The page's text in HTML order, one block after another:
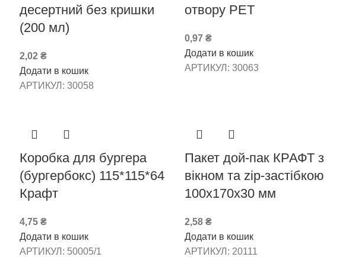
десертний без кришки
(200 мл)
2,02 ₴
Додати в кошик
АРТИКУЛ: 30058
отвору РЕТ
0,97 ₴
Додати в кошик
АРТИКУЛ: 30063
Коробка для бургера
(бургербокс) 115*115*64
Крафт
4,75 ₴
Додати в кошик
АРТИКУЛ: 50005/1
Пакет дой-пак КРАФТ з
вікном та zip-застібкою
100х170х30 мм
2,58 ₴
Додати в кошик
АРТИКУЛ: 20111